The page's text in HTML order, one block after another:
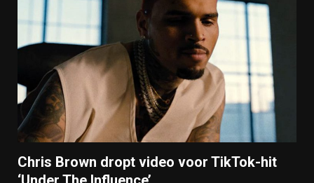
Chris Brown dropt video voor TikTok-hit